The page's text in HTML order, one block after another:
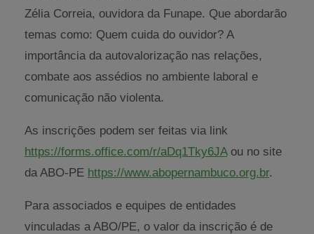
Zélia Correia, ouvidora da Funape. Que abordarão
temas como: Quem cuida do ouvidor? A
importância da autovalorização nas relações,
combate aos assédios no ambiente laboral e
comunicação não violenta.
As inscrições podem ser feitas via link
https://forms.office.com/r/aDq1Tky6JAou no site
da ABO-PE https://www.abopernambuco.org.br.
Para associados e equipes de entidades
vinculadas a ABO/PE, o valor da inscrição é de